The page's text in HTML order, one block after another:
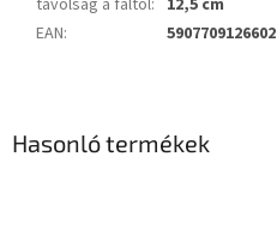
EAN: 5907709126602
Hasonló termékek